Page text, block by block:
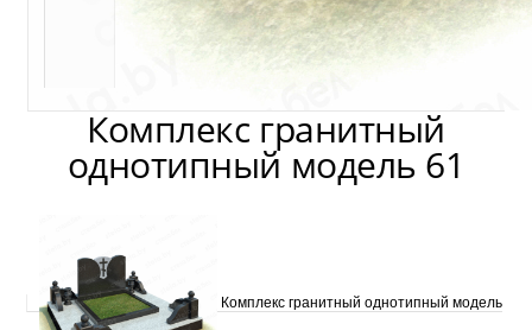
Комплекс гранитный
однотипный модель 61
Комплекс гранитный однотипный модель